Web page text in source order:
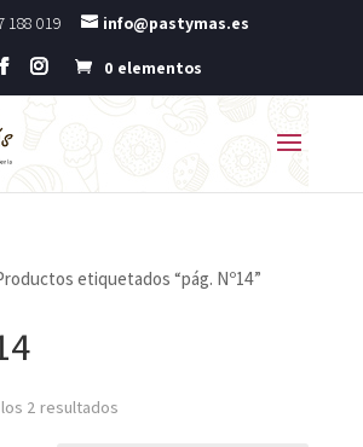
188 019 info@pastymas.es
0 elementos
etiquetados “pág. Nº14”
2 resultados